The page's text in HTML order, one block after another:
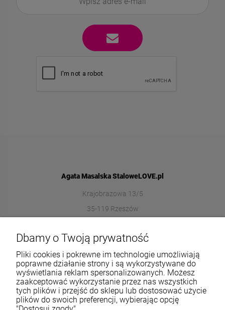
Agata Masalska StaloweLOVE.pl
Krajobrazowa 13/5
35-119 Rzeszów
572989669
Informacje
O nas
Dbamy o Twoją prywatność
Pliki cookies i pokrewne im technologie umożliwiają
poprawne działanie strony i są wykorzystywane do
wyświetlania reklam spersonalizowanych. Możesz
zaakceptować wykorzystanie przez nas wszystkich
tych plików i przejść do sklepu lub dostosować użycie
plików do swoich preferencji, wybierając opcję